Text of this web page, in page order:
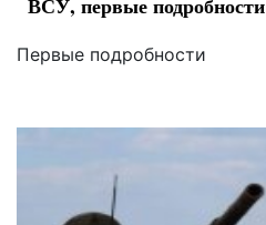
ВСУ, первые подробности
Первые подробности